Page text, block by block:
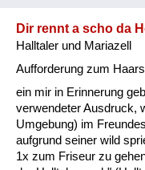
Dir rennt a scho da
Halltaler und Mariazell
Aufforderung zum
ein mir in Erinnerung
verwendeter Ausdruck,
Umgebung) im
aufgrund seiner wild
1x zum Friseur zu